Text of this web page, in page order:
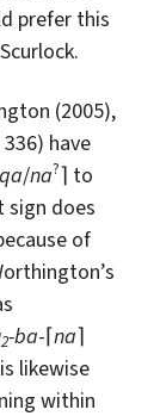
prefer this
(2005),
have
qa/na?⌉ to
sign does
of
2-ba-⌈na⌉
likewise
within